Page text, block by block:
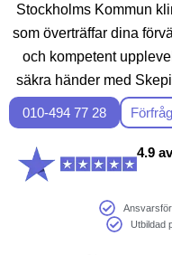
Stockholms Kommun
som överträffar dina
och kompetent
säkra händer med
010-494 77 28
4.9
Utbildad